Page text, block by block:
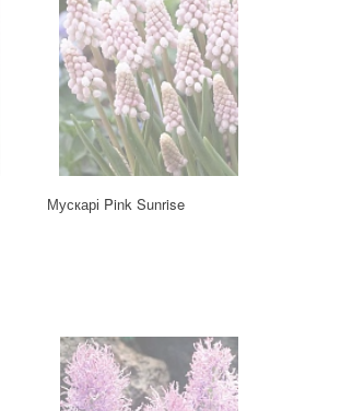
Мускарі Pink Sunrise